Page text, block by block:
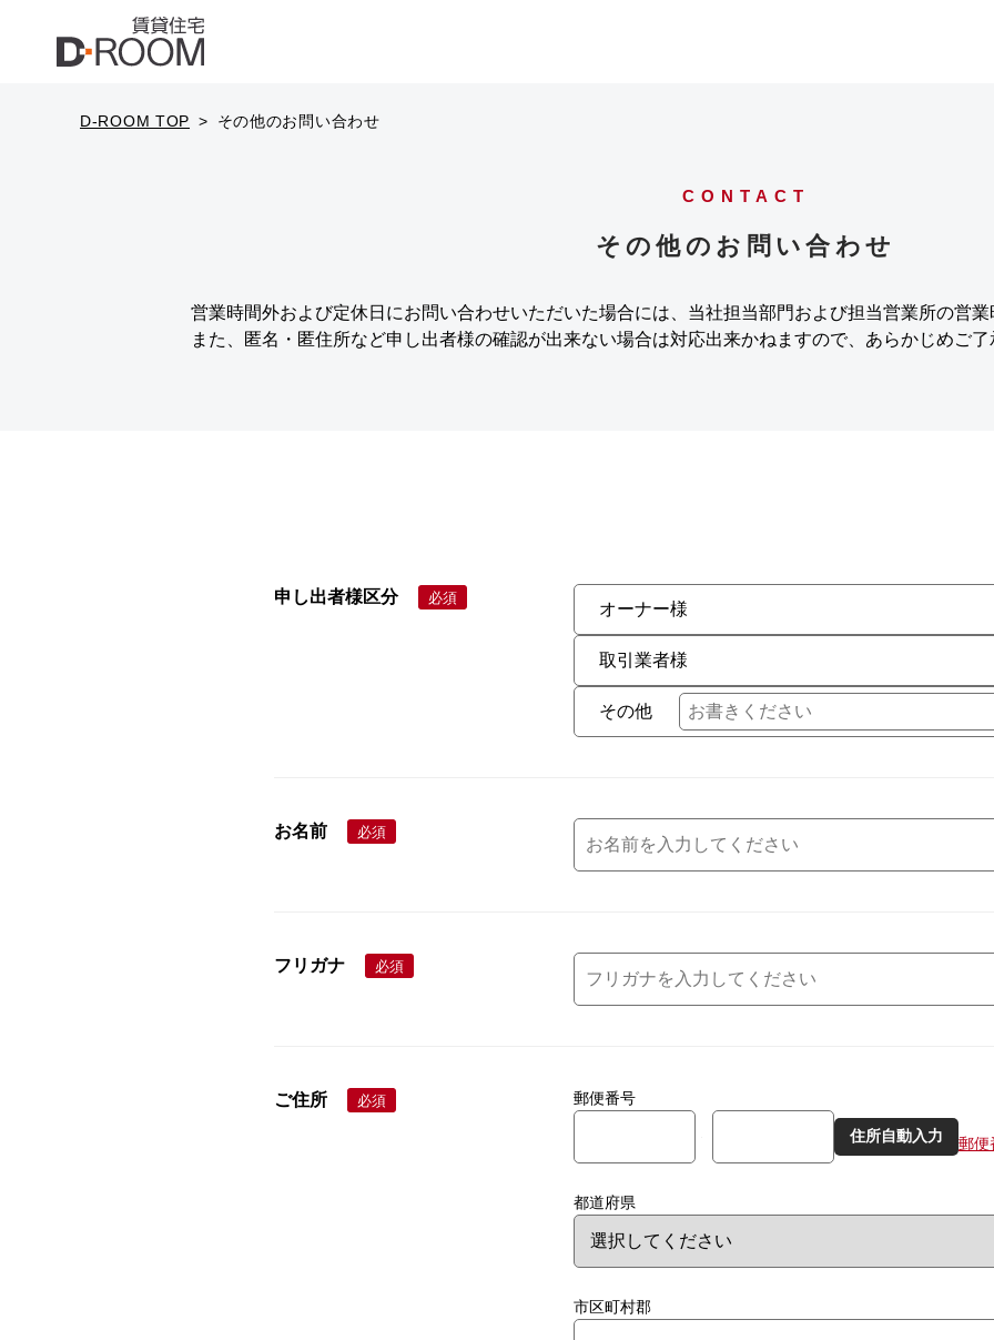
D-ROOM TOP その他のお問い合わせ
CONTACT
その他のお問い合わせ
営業時間外および定休日にお問い合わせいただいた場合には、当社担当部門および担当営業所の営業
また、匿名・匿住所など申し出者様の確認が出来ない場合は対応出来かねますので、あらかじめご了
申し出者様区分 必須
オーナー様
取引業者様
その他
お名前 必須
フリガナ 必須
ご住所 必須 郵便番号
住所自動入力 郵便
都道府県
市区町村郡